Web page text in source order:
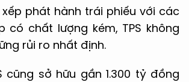
phát hành trái phiếu với các
có chất lượng kém, TPS không
rủi ro nhất định.
cũng sở hữu gần 1.300 tỷ đồng